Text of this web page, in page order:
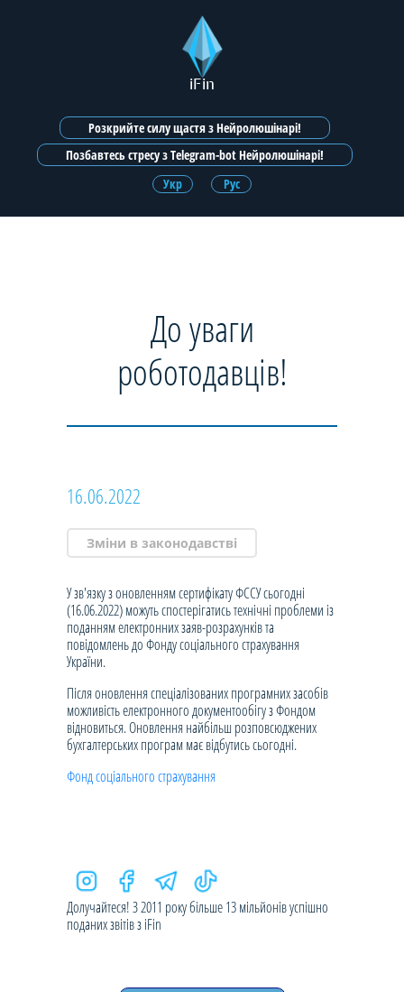
iFin
Розкрийте силу щастя з Нейролюшінарі!
Позбавтесь стресу з Telegram-bot Нейролюшінарі!
Укр
Рус
До уваги
роботодавців!
16.06.2022
Зміни в законодавстві
У зв'язку з оновленням сертифікату ФССУ сьогодні
(16.06.2022) можуть спостерігатись технічні проблеми із
поданням електронних заяв-розрахунків та
повідомлень до Фонду соціального страхування
України.
Після оновлення спеціалізованих програмних засобів
можливість електронного документообігу з Фондом
відновиться. Оновлення найбільш розповсюджених
бухгалтерських програм має відбутись сьогодні.
Фонд соціального страхування
Долучайтеся! З 2011 року більше 13 мільйонів успішно
поданих звітів з iFin